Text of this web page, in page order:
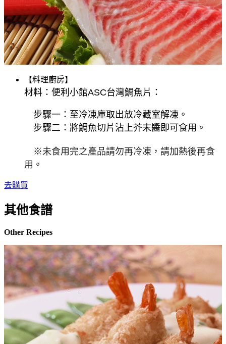
【料理廚房】
材料：便利小館ASC台灣鯛魚片：
步驟一：至冷凍庫取出放冷藏室解凍。
步驟二：將鯛魚切片沾上芥末醬即可食用 。
※未食用 完之產品請勿再冷凍，請加熱後再食
用 。
去購買
其他食譜
Other Recipes